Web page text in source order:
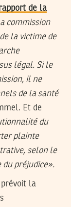
de la
commission
la victime de
légal. Si le
il ne
de la santé
Et de
du
plainte
selon le
du préjudice».
la